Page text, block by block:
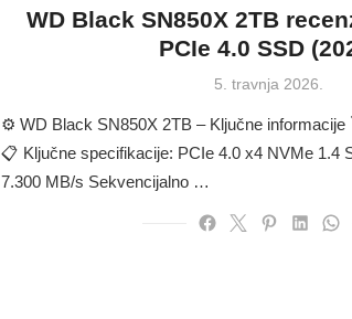
WD Black SN850X 2TB
PCIe 4.0 SSD
Posted
5. travnja 2026.
⚙️ WD Black SN850X 2TB – Ključne
📋 Ključne specifikacije: PCIe 4.0 x4 NVMe 1.4
7.300 MB/s Sekvencijalno …